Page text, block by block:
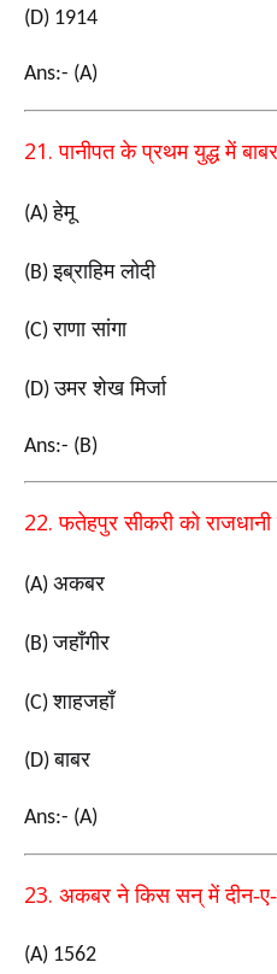
(D) 1914
Ans:- (A)
21.पानीपत के प्रथम युद्ध में
(A)हेमू
(B)इब्राहिम लोदी
(C)राणा सांगा
(D)उमर शेख मिर्जा
Ans:- (B)
22.फतेहपुर सीकरी को
(A) अकबर
(B)जहाँगीर
(C)शाहजहाँ
(D)बाबर
Ans:- (A)
23. अकबर ने किस सन् में दीन-ए-
(A) 1562